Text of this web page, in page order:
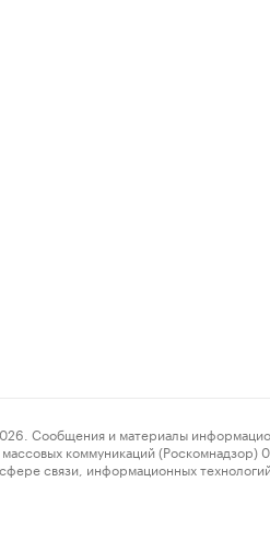
и материалы
коммуникаций
связи, информационных